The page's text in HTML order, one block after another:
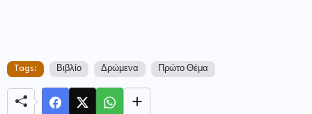
Tags: Βιβλίο Δρώμενα Πρώτο Θέμα